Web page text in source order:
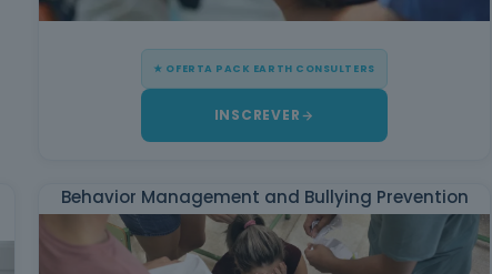
★ OFERTA PACK EARTH CONSULTERS
INSCREVER
Behavior Management and Bullying Prevention